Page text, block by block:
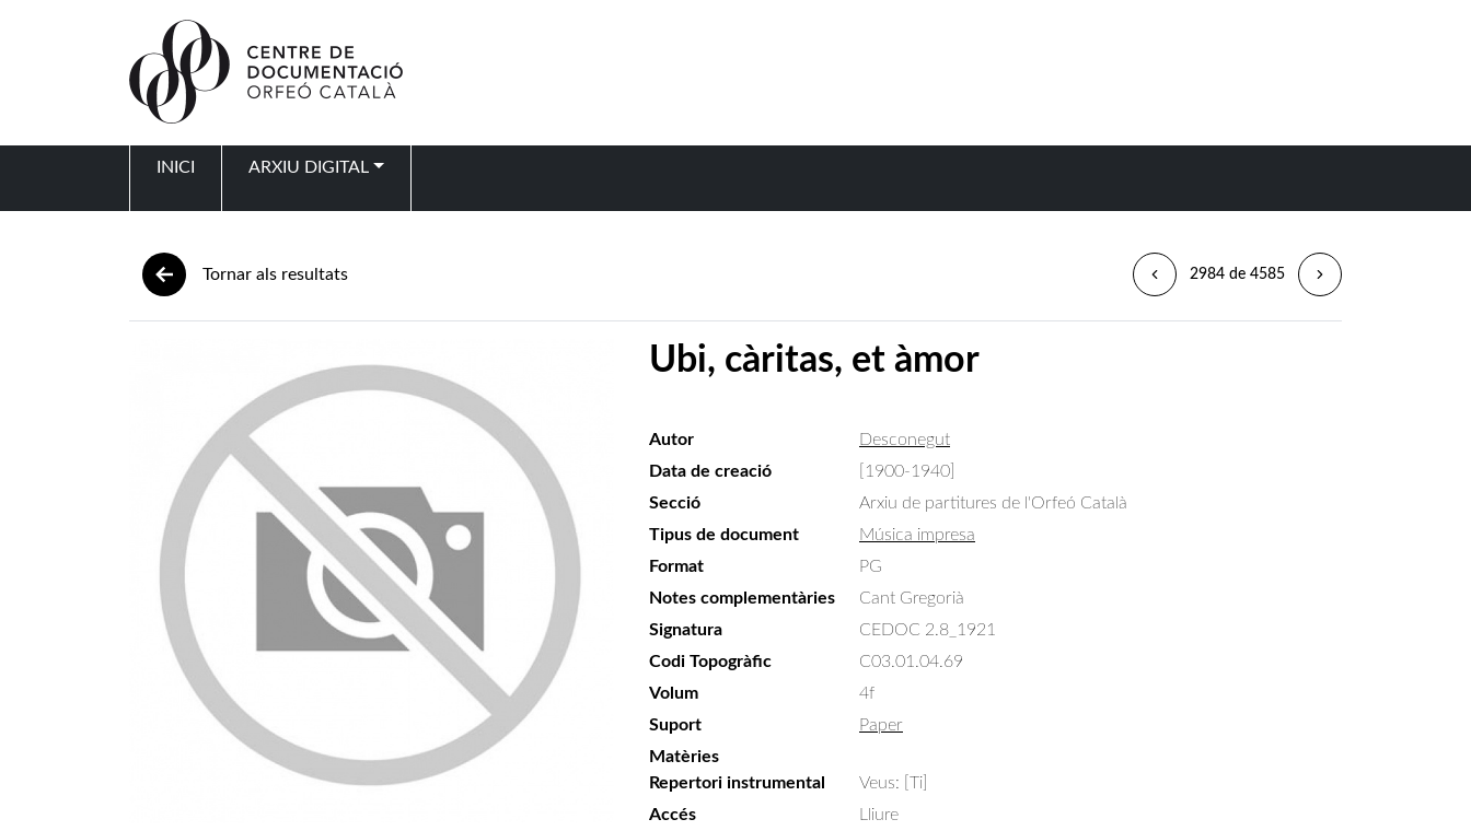
INICI ARXIU DIGITAL
Tornar als resultats 2984 de 4585
Ubi, càritas, et àmor
Autor
Desconegut
Data de creació
[1900-1940]
Secció
Arxiu de partitures de l'Orfeó Català
Tipus de document
Música impresa
Format
PG
Notes complementàries
Cant Gregorià
Signatura
CEDOC 2.8_1921
Codi Topogràfic
C03.01.04.69
Volum
4f
Suport
Paper
Matèries
Repertori instrumental
Veus: [Ti]
Accés
Lliure